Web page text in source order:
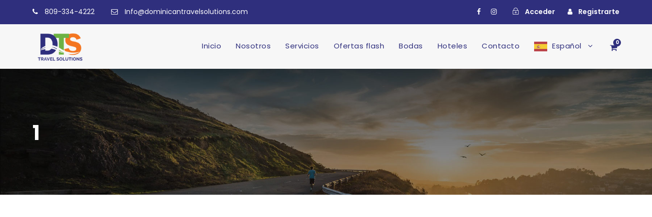
809-334-4222 Info@dominicantravelsolutions.com Acceder Registrarte
Inicio Nosotros Servicios Ofertas flash Bodas Hoteles Contacto Español 0
1